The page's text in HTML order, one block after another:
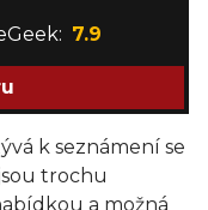
7.9
k seznámení se
trochu
a možná